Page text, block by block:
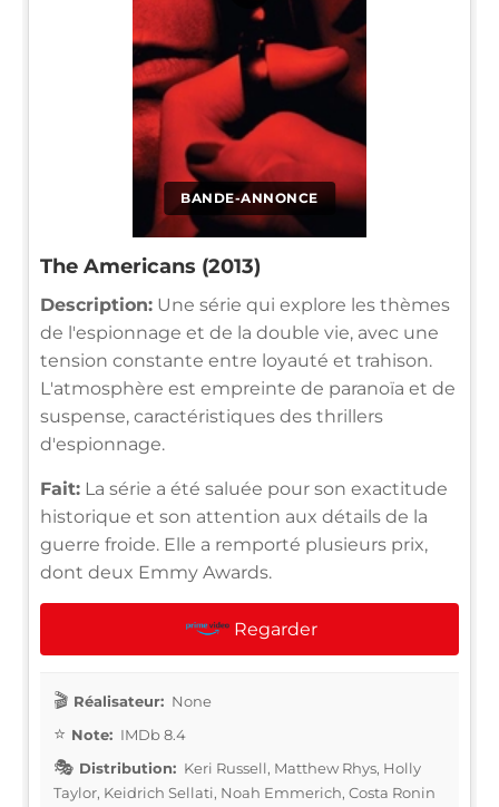
BANDE-ANNONCE
The Americans (2013)
Description: Une série qui explore les thèmes
de l'espionnage et de la double vie, avec une
tension constante entre loyauté et trahison.
L'atmosphère est empreinte de paranoïa et de
suspense, caractéristiques des thrillers
d'espionnage.
Fait: La série a été saluée pour son exactitude
historique et son attention aux détails de la
guerre froide. Elle a remporté plusieurs prix,
dont deux Emmy Awards.
Regarder
Réalisateur: None
Note: IMDb 8.4
Distribution: Keri Russell, Matthew Rhys, Holly
Taylor, Keidrich Sellati, Noah Emmerich, Costa Ronin